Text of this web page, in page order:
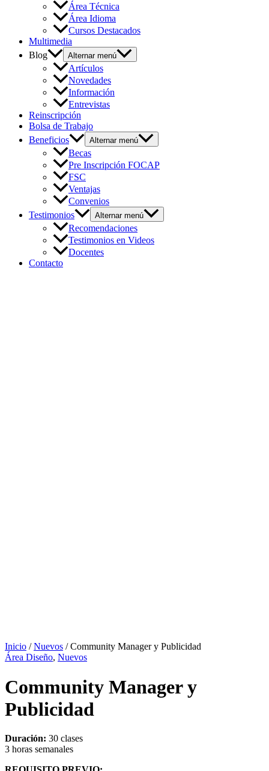
Área Técnica
Área Idioma
Cursos Destacados
Multimedia
Blog
Alternar menú
Artículos
Novedades
Información
Entrevistas
Reinscripción
Bolsa de Trabajo
Beneficios
Alternar menú
Becas
Pre Inscripción FOCAP
FSC
Ventajas
Convenios
Testimonios
Alternar menú
Recomendaciones
Testimonios en Videos
Docentes
Contacto
Inicio /Nuevos / Community Manager y Publicidad
Área Diseño, Nuevos
Community Manager y
Publicidad
Duración: 30 clases
3 horas semanales